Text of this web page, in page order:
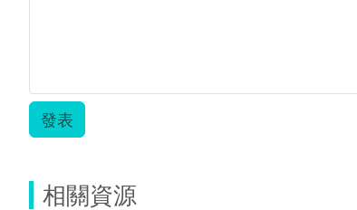
發表
相關資源